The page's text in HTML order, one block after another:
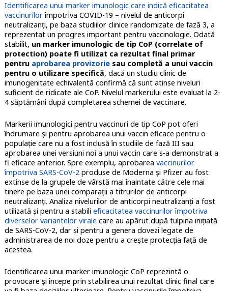
Identificarea unui marker imunologic care indică eficacitatea
vaccinurilorîmpotriva COVID-19 – nivelul de anticorpi
neutralizanţi, pe baza studiilor clinice randomizate de fază 3, a
reprezentat un progres important pentru vaccinologie. Odată
stabilit, un marker imunologic de tip CoP (correlate of
protection) poate fi utilizat ca rezultat final primar
pentru aprobarea provizoriesau completă a unui vaccin
pentru o utilizare specifică, dacă un studiu clinic de
imunogenitate echivalentă confirmă că sunt atinse niveluri
suficient de ridicate ale CoP. Nivelul markerului este evaluat la 2-
4 săptămâni după completarea schemei de vaccinare.
Markerii imunologici pentru vaccinuri de tip CoP pot oferi
îndrumare şi pentru aprobarea unui vaccin eficace pentru o
populație care nu a fost inclusă în studiile de fază III sau
aprobarea unei versiuni noi a unui vaccin care s-a demonstrat a
fi eficace anterior. Spre exemplu, aprobarea vaccinurilor
împotriva SARS-CoV-2produse de Moderna şi Pfizer au fost
extinse de la grupele de vârstă mai înaintate către cele mai
tinere pe baza unei comparații a titrurilor de anticorpi
neutralizanți. Analiza nivelurilor de anticorpi neutralizanţi a fost
utilizată şi pentru a stabili eficacitatea vaccinurilor împotriva
diverselor variantelor virale care au apărut după tulpina iniţiată
de SARS-CoV-2, dar şi pentru a genera dovezi legate de
administrarea de noi doze pentru a creşte protecţia faţă de
acestea.
Identificarea unui marker imunologic CoP reprezintă o
provocare şi începe prin stabilirea unui rezultat clinic final care